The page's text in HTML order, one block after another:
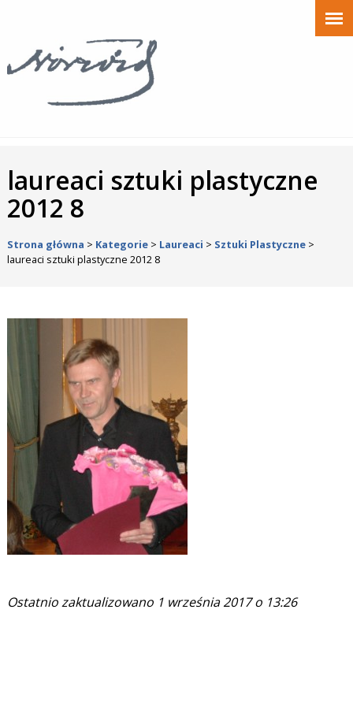
laureaci sztuki plastyczne
2012 8
Strona główna > Kategorie> Laureaci > Sztuki Plastyczne>
laureaci sztuki plastyczne 2012 8
Ostatnio zaktualizowano 1 września 2017 o 13:26